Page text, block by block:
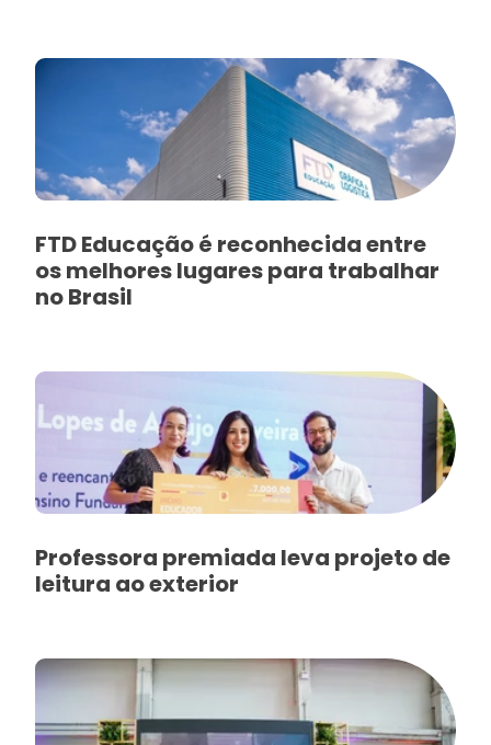
FTD Educação é reconhecida entre
os melhores lugares para trabalhar
no Brasil
Professora premiada leva projeto de
leitura ao exterior